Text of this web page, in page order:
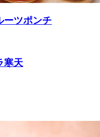
ーツポンチ
寒天